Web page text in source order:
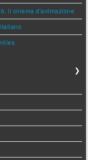
il cinema d'animazione
❯